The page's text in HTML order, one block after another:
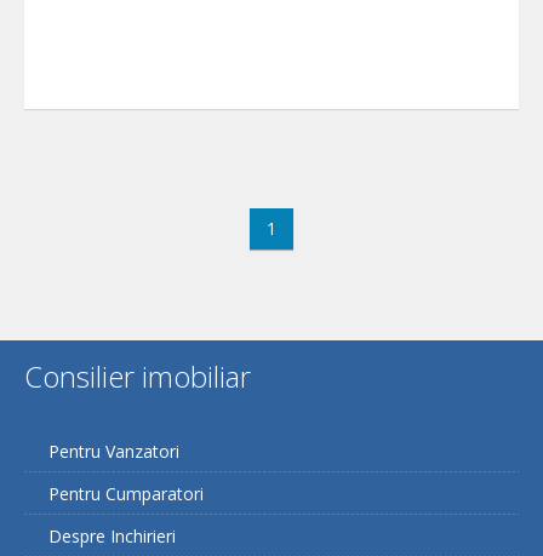
1
Consilier imobiliar
Pentru Vanzatori
Pentru Cumparatori
Despre Inchirieri